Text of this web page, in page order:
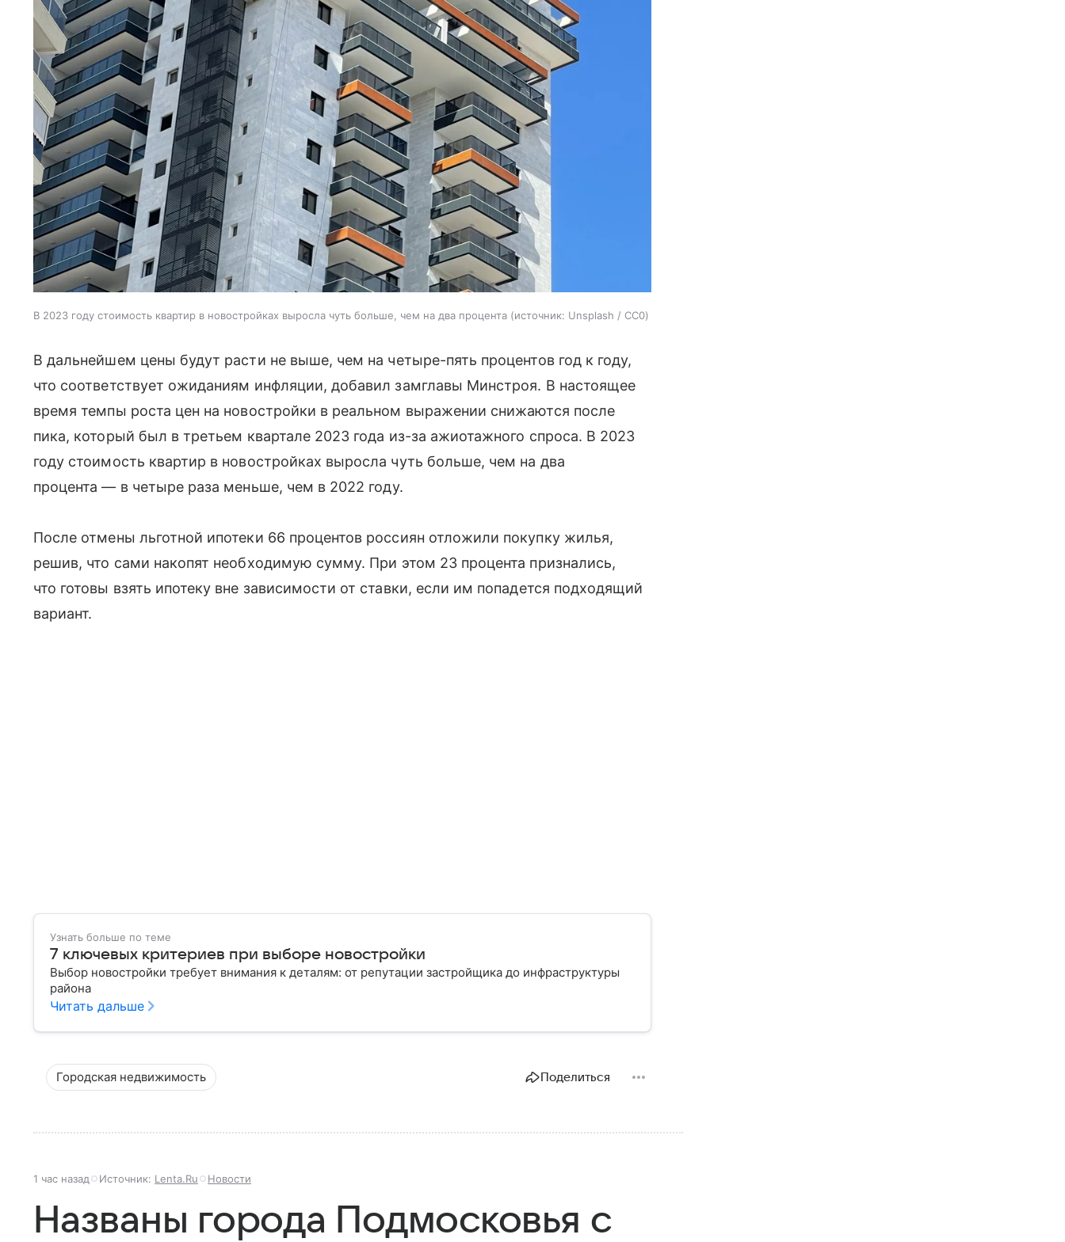
В 2023 году стоимость квартир в новостройках выросла чуть больше, чем на два процента источник: Unsplash / CC0
В дальнейшем цены будут расти не выше, чем на четыре-пять процентов год к году,
что соответствует ожиданиям инфляции, добавил замглавы Минстроя. В настоящее
время темпы роста цен на новостройки в реальном выражении снижаются после
пика, который был в третьем квартале 2023 года из-за ажиотажного спроса. В 2023
году стоимость квартир в новостройках выросла чуть больше, чем на два
процента — в четыре раза меньше, чем в 2022 году.
После отмены льготной ипотеки 66 процентов россиян отложили покупку жилья,
решив, что сами накопят необходимую сумму. При этом 23 процента признались,
что готовы взять ипотеку вне зависимости от ставки, если им попадется подходящий
вариант.
Узнать больше по теме
7 ключевых критериев при выборе новостройки
Выбор новостройки требует внимания к деталям: от репутации застройщика до инфраструктуры
района
Читать дальше
Городская недвижимость Поделиться
1 час назад Источник: Lenta.Ru Новости
Названы города Подмосковья с